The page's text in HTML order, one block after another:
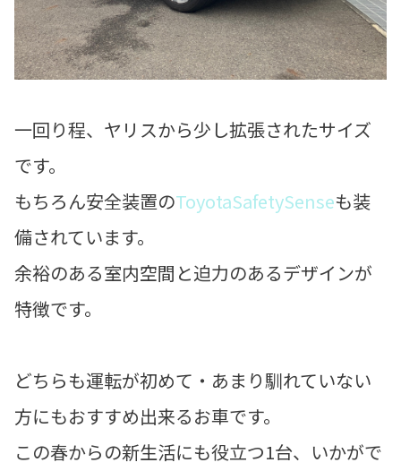
一回り程、ヤリスから少し拡張されたサイズ
です。
もちろん安全装置のToyotaSafetySenseも装
備されています。
余裕のある室内空間と迫力のあるデザインが
特徴です。
どちらも運転が初めて・あまり馴れていない
方にもおすすめ出来るお車です。
この春からの新生活にも役立つ1台、いかがで